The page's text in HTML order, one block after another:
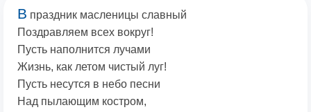
В праздник масленицы славный
Поздравляем всех вокруг!
Пусть наполнится лучами
Жизнь, как летом чистый луг!
Пусть несутся в небо песни
Над пылающим костром,